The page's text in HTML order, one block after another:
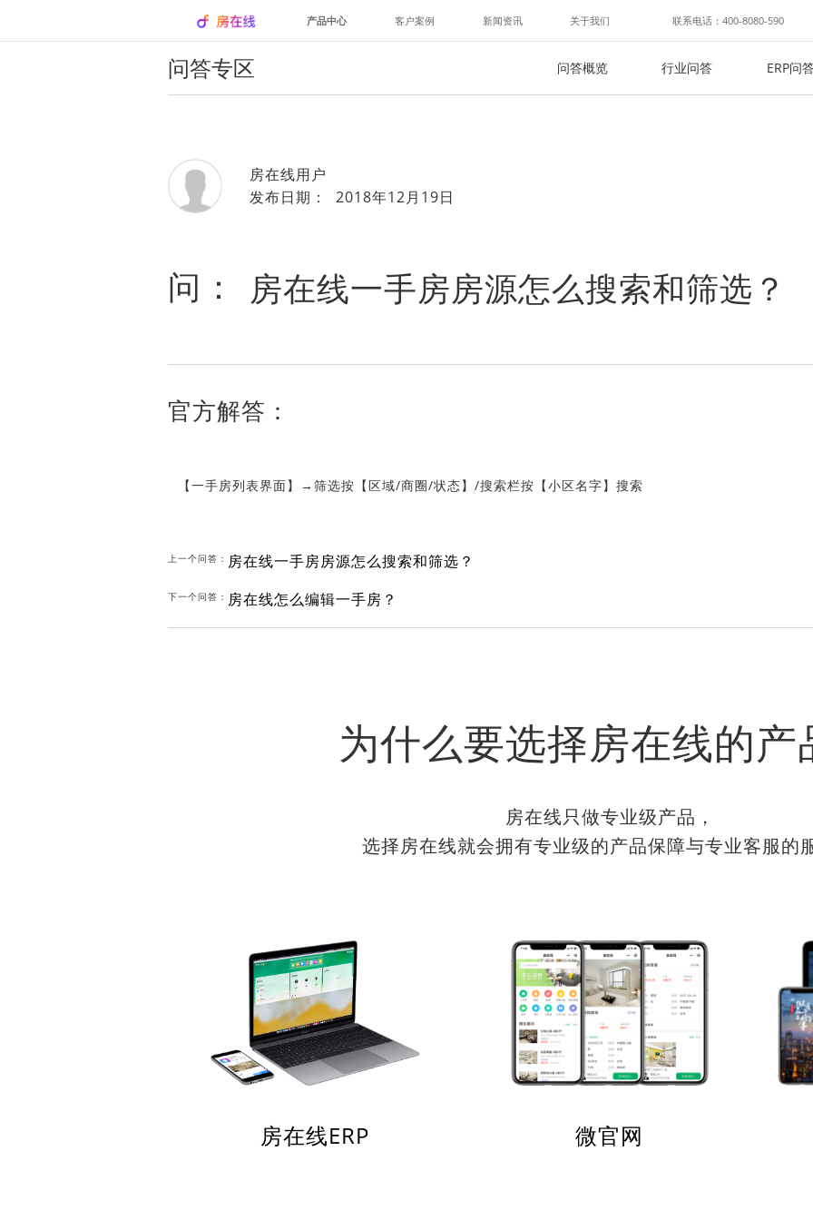
产品中心 客户案例 新闻资讯 关于我们 联系电话：400-8080-590
问答专区 问答概览 行业问答 ERP问
房在线用户
发布日期： 2018年12月19日
问： 房在线一手房房源怎么搜索和筛选？
官方解答：
【一手房列表界面】 →筛选按【区域/商圈/状态】 /搜索栏按【小区名字】搜索
上一个问答： 房在线一手房房源怎么搜索和筛选？
下一个问答： 房在线怎么编辑一手房？
为什么要选择房在线的产
房在线只做专业级产品，
选择房在线就会拥有专业级的产品保障与专业客服的
房在线ERP 微官网